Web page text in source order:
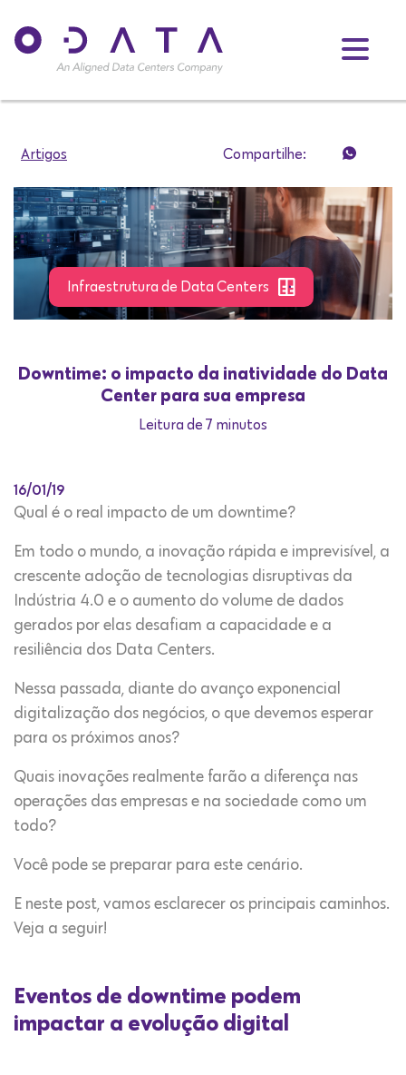
Artigos Compartilhe:
Infraestrutura de Data Centers
Downtime: o impacto da inatividade do Data
Center para sua empresa
Leitura de 7 minutos
16/01/19
Qual é o real impacto de um downtime?
Em todo o mundo, a inovação rápida e imprevisível, a
crescente adoção de tecnologias disruptivas da
Indústria 4.0 e o aumento do volume de dados
gerados por elas desafiam a capacidade e a
resiliência dos Data Centers.
Nessa passada, diante do avanço exponencial
digitalização dos negócios, o que devemos esperar
para os próximos anos?
Quais inovações realmente farão a diferença nas
operações das empresas e na sociedade como um
todo?
Você pode se preparar para este cenário.
E neste post, vamos esclarecer os principais caminhos.
Veja a seguir!
Eventos de downtime podem
impactar a evolução digital